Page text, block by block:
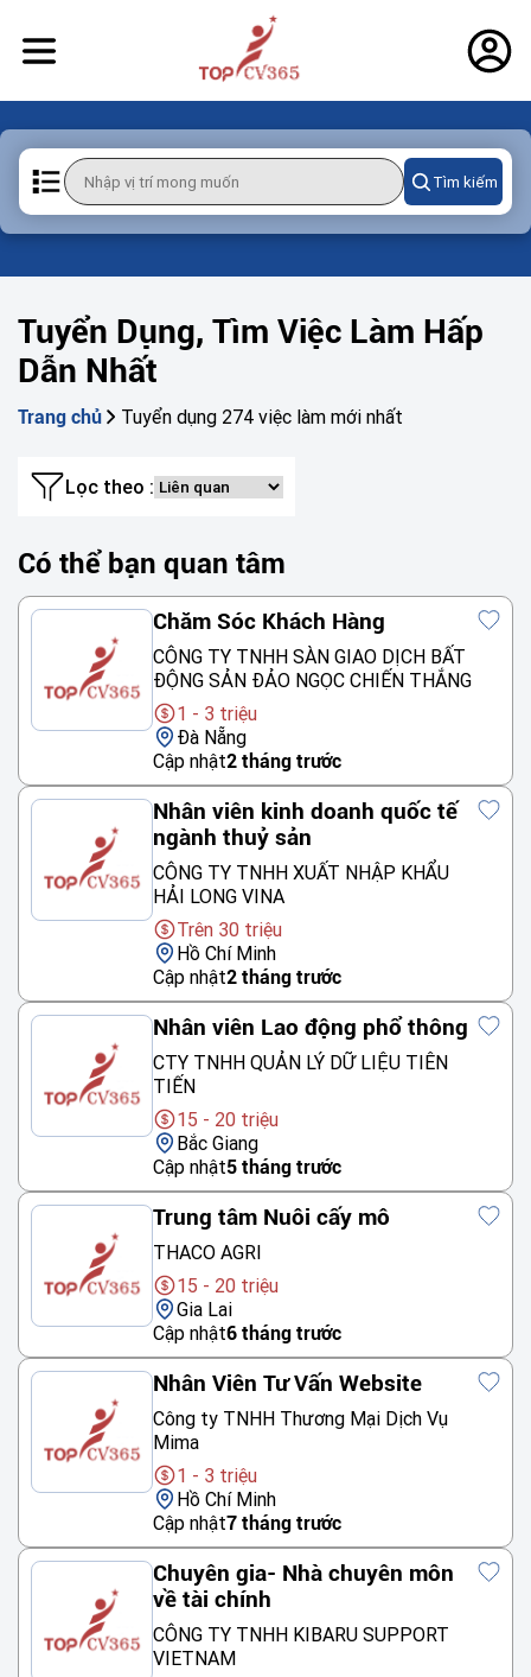
Tìm kiếm
Tuyển Dụng, Tìm Việc Làm Hấp
Dẫn Nhất
Trang chủ Tuyển dụng 274 việc làm mới nhất
Lọc theo :
Chăm Sóc Khách Hàng
CÔNG TY TNHH SÀN GIAO DỊCH BẤT
ĐỘNG SẢN ĐẢO NGỌC CHIẾN THẮNG
1 - 3 triệu
Đà Nẵng
Cập nhật2 tháng trước
Nhân viên kinh doanh quốc tế
ngành thuỷ sản
CÔNG TY TNHH XUẤT NHẬP KHẨU
HẢI LONG VINA
Trên 30 triệu
Hồ Chí Minh
Cập nhật2 tháng trước
Nhân viên Lao động phổ thông
CTY TNHH QUẢN LÝ DỮ LIỆU TIÊN
TIẾN
15 - 20 triệu
Bắc Giang
Cập nhật5 tháng trước
Trung tâm Nuôi cấy mô
THACO AGRI
15 - 20 triệu
Gia Lai
Cập nhật6 tháng trước
Nhân Viên Tư Vấn Website
Công ty TNHH Thương Mại Dịch Vụ
Mima
1 - 3 triệu
Hồ Chí Minh
Cập nhật7 tháng trước
Chuyên gia- Nhà chuyên môn
về tài chính
CÔNG TY TNHH KIBARU SUPPORT
VIETNAM
Có thể bạn quan tâm